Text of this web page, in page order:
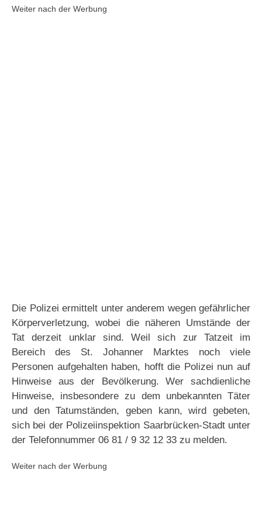
Weiter nach der Werbung
Die Polizei ermittelt unter anderem wegen gefährlicher
Körperverletzung, wobei die näheren Umstände der
Tat derzeit unklar sind. Weil sich zur Tatzeit im
Bereich des St. Johanner Marktes noch viele
Personen aufgehalten haben, hofft die Polizei nun auf
Hinweise aus der Bevölkerung. Wer sachdienliche
Hinweise, insbesondere zu dem unbekannten Täter
und den Tatumständen, geben kann, wird gebeten,
sich bei der Polizeiinspektion Saarbrücken-Stadt unter
der Telefonnummer 06 81 / 9 32 12 33 zu melden.
Weiter nach der Werbung